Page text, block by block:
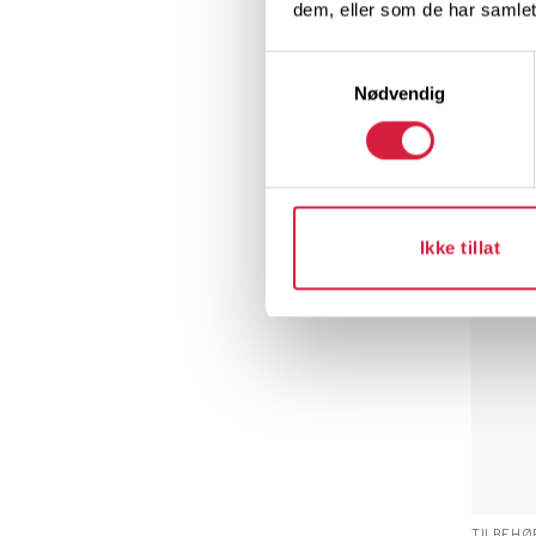
dem, eller som de har
Nødvendig
Ikke tillat